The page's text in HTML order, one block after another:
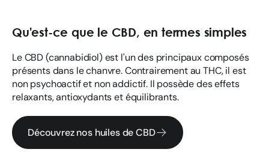
Qu'est-ce que le CBD, en termes simples
Le CBD (cannabidiol) est l'un des principaux composés
présents dans le chanvre. Contrairement au THC, il est
non psychoactif et non addictif. Il possède des effets
relaxants, antioxydants et équilibrants.
Découvrez nos huiles de CBD